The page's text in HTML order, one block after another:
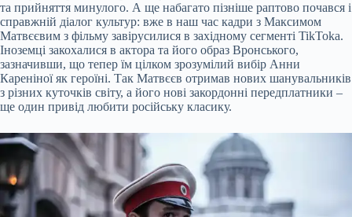
та прийняття минулого. А ще набагато пізніше раптово почався і
справжній діалог культур: вже в наш час кадри з Максимом
Матвєєвим з фільму завірусилися в західному сегменті TikToka.
Іноземці закохалися в актора та його образ Вронського,
зазначивши, що тепер їм цілком зрозумілий вибір Анни
Кареніної як героїні. Так Матвєєв отримав нових шанувальників
з різних куточків світу, а його нові закордонні передплатники –
ще один привід любити російську класику.